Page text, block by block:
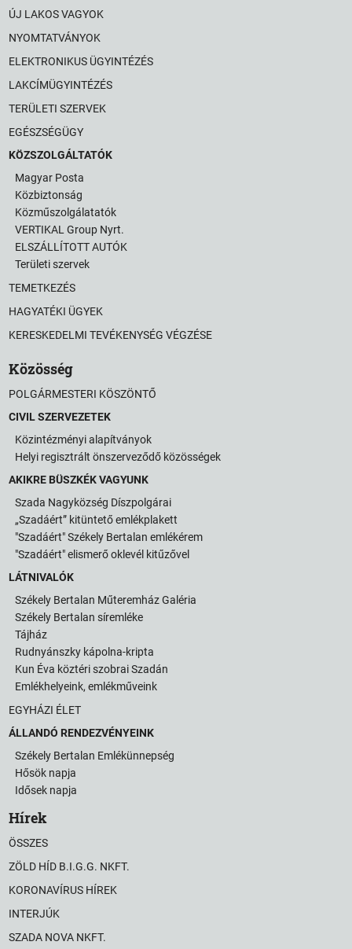
ÚJ LAKOS VAGYOK
NYOMTATVÁNYOK
ELEKTRONIKUS ÜGYINTÉZÉS
LAKCÍMÜGYINTÉZÉS
TERÜLETI SZERVEK
EGÉSZSÉGÜGY
KÖZSZOLGÁLTATÓK
Magyar Posta
Közbiztonság
Közműszolgálatatók
VERTIKAL Group Nyrt.
ELSZÁLLÍTOTT AUTÓK
Területi szervek
TEMETKEZÉS
HAGYATÉKI ÜGYEK
KERESKEDELMI TEVÉKENYSÉG VÉGZÉSE
Közösség
POLGÁRMESTERI KÖSZÖNTŐ
CIVIL SZERVEZETEK
Közintézményi alapítványok
Helyi regisztrált önszerveződő közösségek
AKIKRE BÜSZKÉK VAGYUNK
Szada Nagyközség Díszpolgárai
„Szadáért” kitüntető emlékplakett
"Szadáért" Székely Bertalan emlékérem
"Szadáért" elismerő oklevél kitűzővel
LÁTNIVALÓK
Székely Bertalan Műteremház Galéria
Székely Bertalan síremléke
Tájház
Rudnyánszky kápolna-kripta
Kun Éva köztéri szobrai Szadán
Emlékhelyeink, emlékműveink
EGYHÁZI ÉLET
ÁLLANDÓ RENDEZVÉNYEINK
Székely Bertalan Emlékünnepség
Hősök napja
Idősek napja
Hírek
ÖSSZES
ZÖLD HÍD B.I.G.G. NKFT.
KORONAVÍRUS HÍREK
INTERJÚK
SZADA NOVA NKFT.